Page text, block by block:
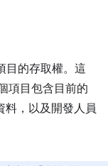
目的存取權。這
項目包含目前的
料，以及開發人員